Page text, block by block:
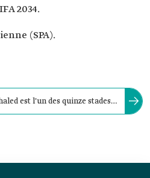
2034.
(SPA).
est l'un des quinze stades